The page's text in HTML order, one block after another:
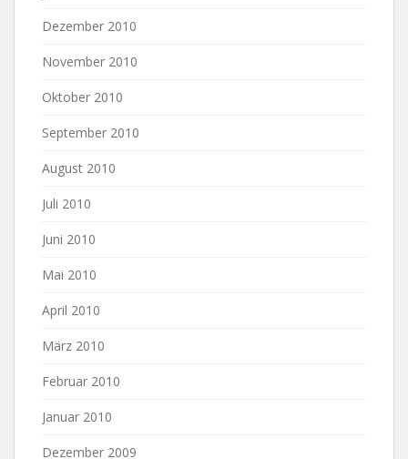
Dezember 2010
November 2010
Oktober 2010
September 2010
August 2010
Juli 2010
Juni 2010
Mai 2010
April 2010
März 2010
Februar 2010
Januar 2010
Dezember 2009